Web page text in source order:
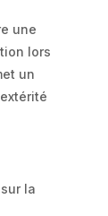
une
lors
un
la